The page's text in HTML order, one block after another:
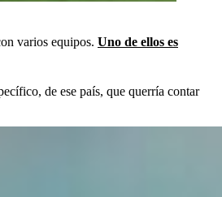
varios equipos. Uno de ellos es
de ese país, que querría contar